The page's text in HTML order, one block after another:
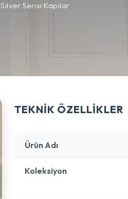
Silver Serisi Kapılar
TEKNİK ÖZELLİKLER
Ürün Adı
Koleksiyon